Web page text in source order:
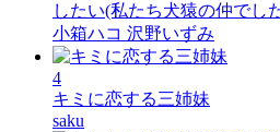
したい(私たち犬猿の仲でし
小箱ハコ 沢野いずみ
4
キミに恋する三姉妹
saku